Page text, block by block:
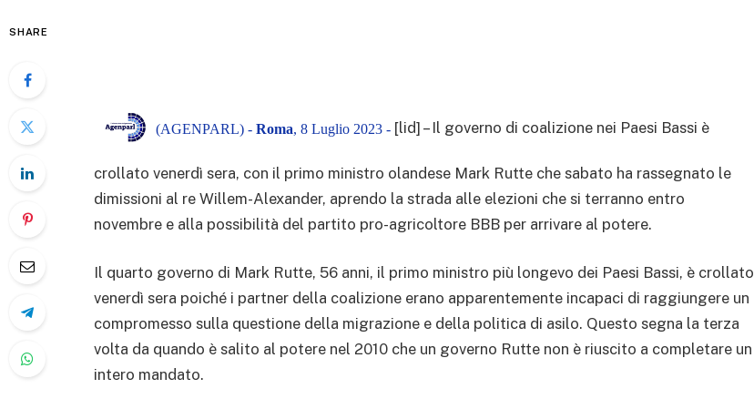
SHARE
(AGENPARL) - Roma, 8 Luglio 2023 - [lid] – Il governo di coalizione nei Paesi Bassi è
crollato venerdì sera, con il primo ministro olandese Mark Rutte che sabato ha rassegnato le
dimissioni al re Willem-Alexander, aprendo la strada alle elezioni che si terranno entro
novembre e alla possibilità del partito pro-agricoltore BBB per arrivare al potere.
Il quarto governo di Mark Rutte, 56 anni, il primo ministro più longevo dei Paesi Bassi, è crollato
venerdì sera poiché i partner della coalizione erano apparentemente incapaci di raggiungere un
compromesso sulla questione della migrazione e della politica di asilo. Questo segna la terza
volta da quando è salito al potere nel 2010 che un governo Rutte non è riuscito a completare un
intero mandato.